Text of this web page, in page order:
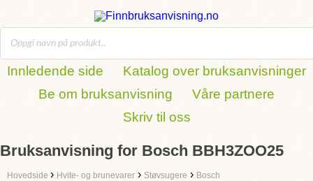
Innledende side
Katalog over bruksanvisninger
Be om bruksanvisning
Våre partnere
Skriv til oss
Bruksanvisning for Bosch BBH3ZOO25
Hovedside › Hvite- og brunevarer › Støvsugere › Bosch